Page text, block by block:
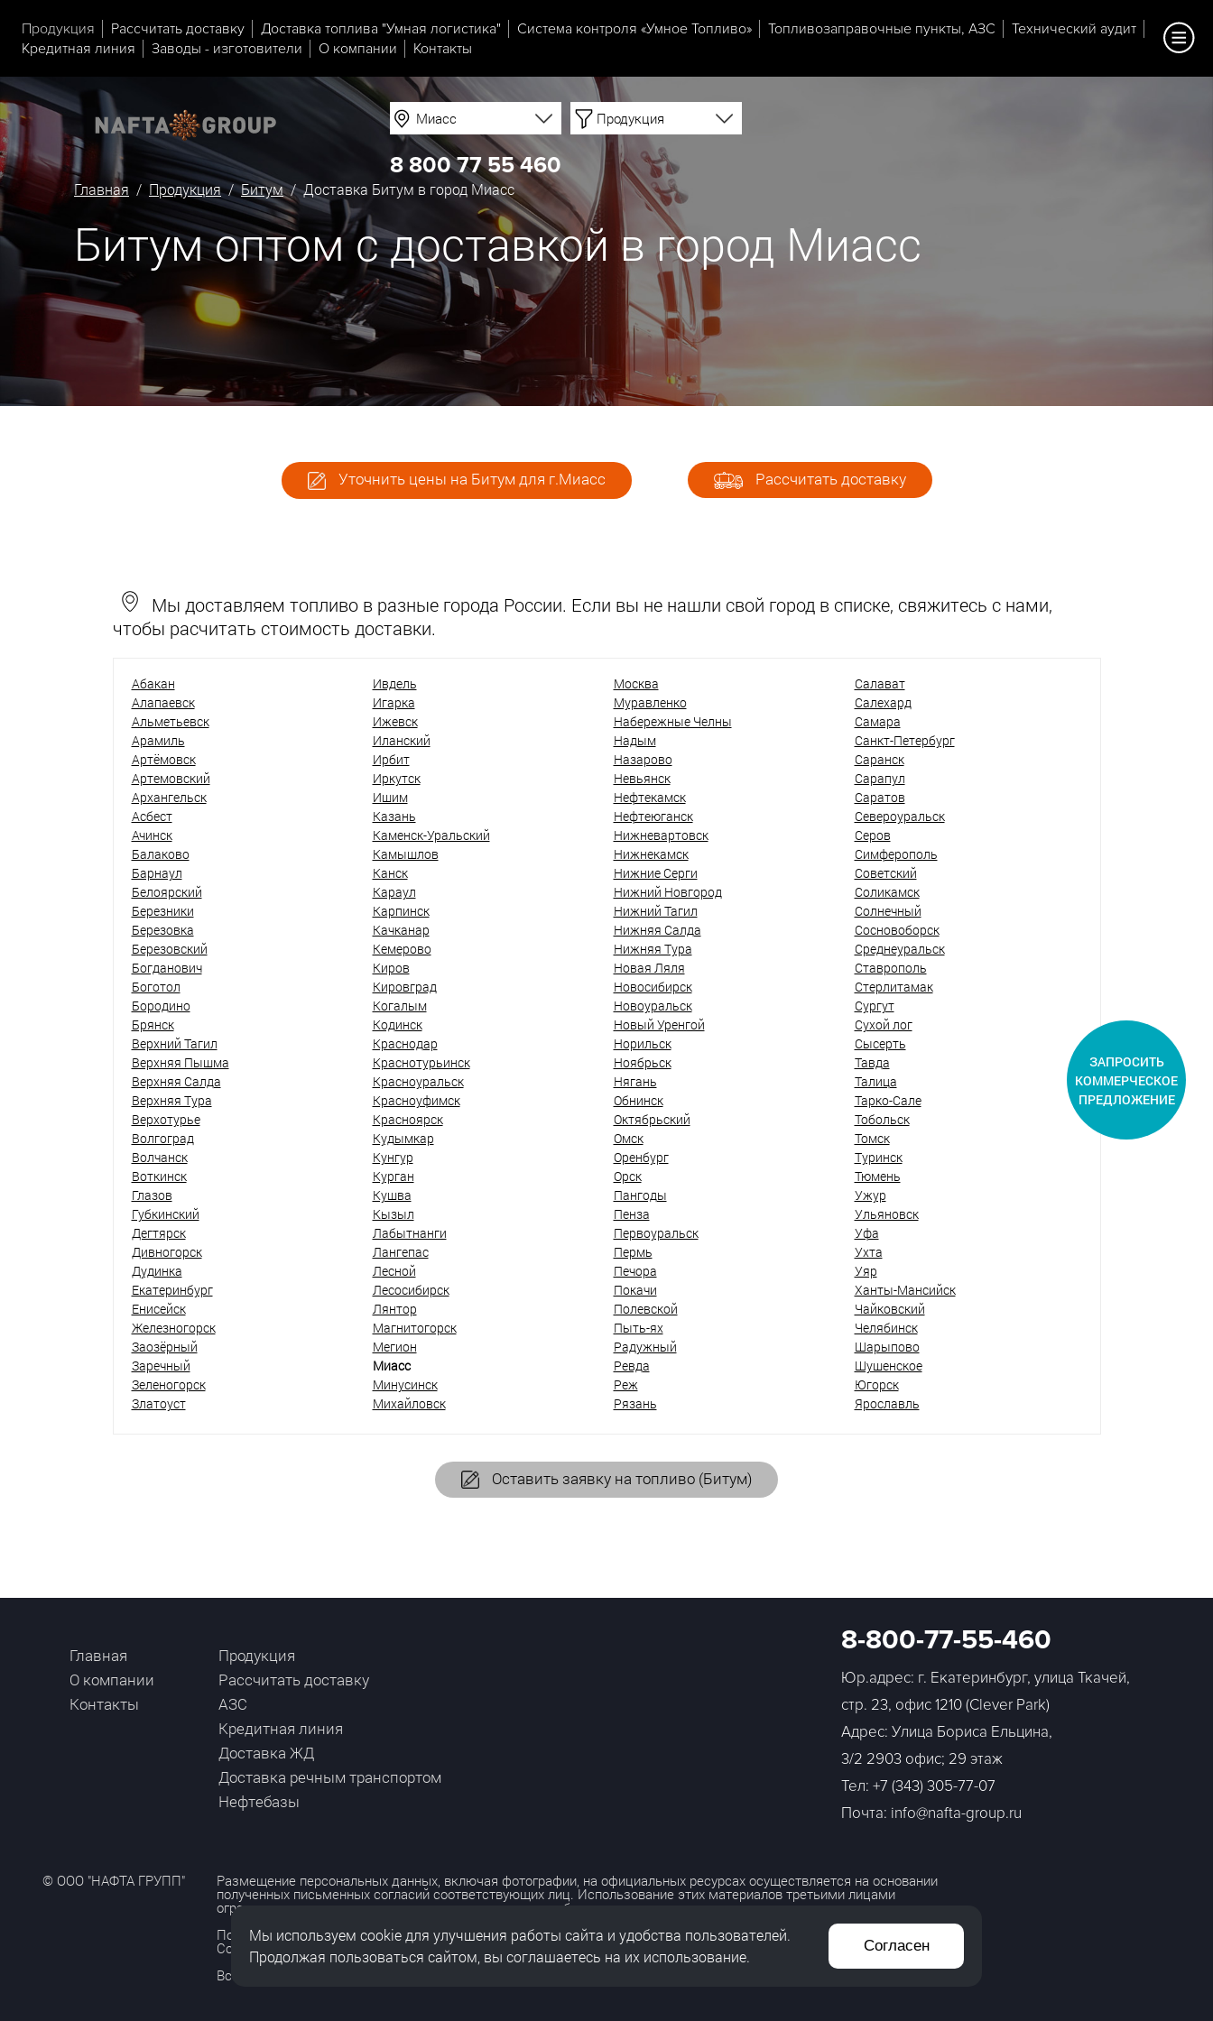
Продукция Рассчитать доставку Доставка топлива "Умная логистика" Система контроля «Умное Топливо» Топливозаправочные пункты, АЗС
Технический аудит
Кредитная линия
Заводы - изготовители О компании Контакты
Миасс Продукция
8 800 77 55 460
Главная / Продукция/Битум/ Доставка Битум в город Миасс
Битум оптом с доставкой в город Миасс
Уточнить цены на Битум для г.Миасс Рассчитать доставку
Мы доставляем топливо в разные города России. Если вы не нашли свой город в списке, свяжитесь с нами,
чтобы расчитать стоимость доставки.
Абакан
Алапаевск
Альметьевск
Арамиль
Артёмовск
Артемовский
Архангельск
Асбест
Ачинск
Балаково
Барнаул
Белоярский
Березники
Березовка
Березовский
Богданович
Боготол
Бородино
Брянск
Верхний Тагил
Верхняя Пышма
Верхняя Салда
Верхняя Тура
Верхотурье
Волгоград
Волчанск
Воткинск
Глазов
Губкинский
Дегтярск
Дивногорск
Дудинка
Екатеринбург
Енисейск
Железногорск
Заозёрный
Заречный
Зеленогорск
Златоуст
Ивдель
Игарка
Ижевск
Иланский
Ирбит
Иркутск
Ишим
Казань
Каменск-Уральский
Камышлов
Канск
Караул
Карпинск
Качканар
Кемерово
Киров
Кировград
Когалым
Кодинск
Краснодар
Краснотурьинск
Красноуральск
Красноуфимск
Красноярск
Кудымкар
Кунгур
Курган
Кушва
Кызыл
Лабытнанги
Лангепас
Лесной
Лесосибирск
Лянтор
Магнитогорск
Мегион
Миасс
Минусинск
Михайловск
Москва
Муравленко
Набережные Челны
Надым
Назарово
Невьянск
Нефтекамск
Нефтеюганск
Нижневартовск
Нижнекамск
Нижние Серги
Нижний Новгород
Нижний Тагил
Нижняя Салда
Нижняя Тура
Новая Ляля
Новосибирск
Новоуральск
Новый Уренгой
Норильск
Ноябрьск
Нягань
Обнинск
Октябрьский
Омск
Оренбург
Орск
Пангоды
Пенза
Первоуральск
Пермь
Печора
Покачи
Полевской
Пыть-ях
Радужный
Ревда
Реж
Рязань
Салават
Салехард
Самара
Санкт-Петербург
Саранск
Сарапул
Саратов
Североуральск
Серов
Симферополь
Советский
Соликамск
Солнечный
Сосновоборск
Среднеуральск
Ставрополь
Стерлитамак
Сургут
Сухой лог
Сысерть
Тавда
Талица
Тарко-Сале
Тобольск
Томск
Туринск
Тюмень
Ужур
Ульяновск
Уфа
Ухта
Уяр
Ханты-Мансийск
Чайковский
Челябинск
Шарыпово
Шушенское
Югорск
Ярославль
Оставить заявку на топливо (Битум)
Главная
О компании
Контакты
Продукция
Рассчитать доставку
АЗС
Кредитная линия
Доставка ЖД
Доставка речным транспортом
Нефтебазы
8-800-77-55-460
Юр.адрес: г. Екатеринбург, улица Ткачей,
стр. 23, офис 1210 (Clever Park)
Адрес: Улица Бориса Ельцина,
3/2 2903 офис; 29 этаж
Тел: +7 (343) 305-77-07
Почта: info@nafta-group.ru
© ООО "НАФТА ГРУПП" Размещение персональных данных, включая фотографии, на официальных ресурсах осуществляется на основании
полученных письменных согласий соответствующих лиц. Использование этих материалов третьими лицами
ограничено и допускается только с разрешения правообладателя.
Политика обработки персональных данных
Согласие на обработку персональных данных
Все права защищены
ЗАПРОСИТЬ
КОММЕРЧЕСКОЕ
ПРЕДЛОЖЕНИЕ
Мы используем cookie для улучшения работы сайта и удобства пользователей.
Продолжая пользоваться сайтом, вы соглашаетесь на их использование.
Согласен